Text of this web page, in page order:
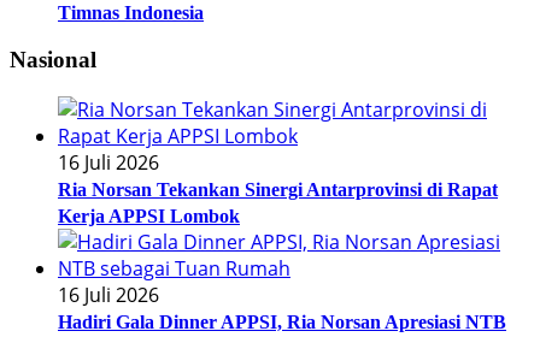
Timnas Indonesia
Nasional
16 Juli 2026
Ria Norsan Tekankan Sinergi Antarprovinsi di Rapat
Kerja APPSI Lombok
16 Juli 2026
Hadiri Gala Dinner APPSI, Ria Norsan Apresiasi NTB